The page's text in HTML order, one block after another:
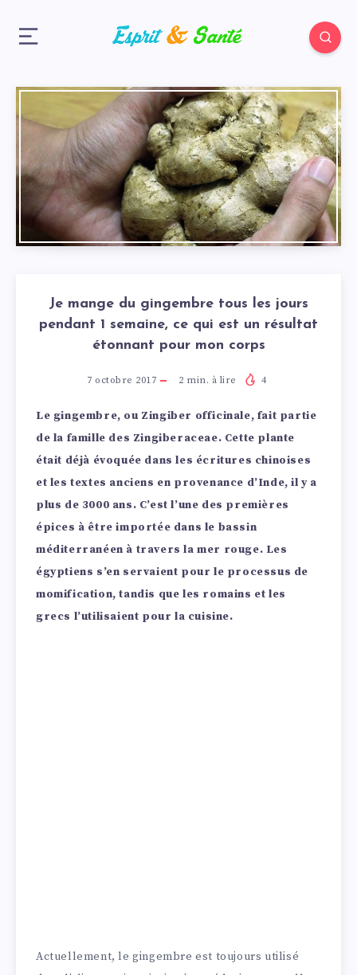
Je mange du gingembre tous les jours
pendant 1 semaine, ce qui est un résultat
étonnant pour mon corps
7 octobre 2017 2 min. à lire 4
Le gingembre, ou Zingiber officinale, fait partie
de la famille des Zingiberaceae. Cette plante
était déjà évoquée dans les écritures chinoises
et les textes anciens en provenance d’Inde, il y a
plus de 3000 ans. C’est l’une des premières
épices à être importée dans le bassin
méditerranéen à travers la mer rouge. Les
égyptiens s’en servaient pour le processus de
momification, tandis que les romains et les
grecs l’utilisaient pour la cuisine.
Actuellement, le gingembre est toujours utilisé